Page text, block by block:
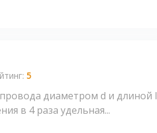
5
диаметром d и длиной l
в 4 раза удельная...